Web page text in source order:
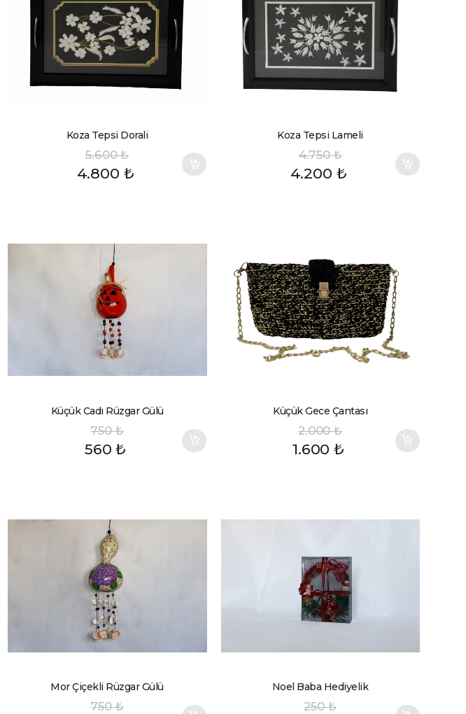
Koza Tepsi Dorali
5.600₺
4.800 ₺
Koza Tepsi Lameli
4.750₺
4.200 ₺
Küçük Cadı Rüzgar Gülü
750₺
560₺
Küçük Gece Çantası
2.000₺
1.600₺
Mor Çiçekli Rüzgar Gülü
750₺
Noel Baba Hediyelik
250₺